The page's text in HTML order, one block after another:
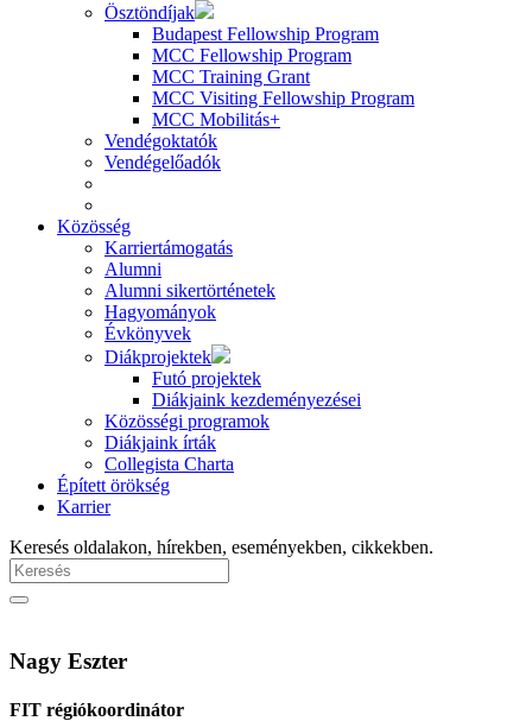
Ösztöndíjak
Budapest Fellowship Program
MCC Fellowship Program
MCC Training Grant
MCC Visiting Fellowship Program
MCC Mobilitás+
Vendégoktatók
Vendégelőadók
Közösség
Karriertámogatás
Alumni
Alumni sikertörténetek
Hagyományok
Évkönyvek
Diákprojektek
Futó projektek
Diákjaink kezdeményezései
Közösségi programok
Diákjaink írták
Collegista Charta
Épített örökség
Karrier
Keresés oldalakon, hírekben, eseményekben, cikkekben.
Nagy Eszter
FIT régiókoordinátor